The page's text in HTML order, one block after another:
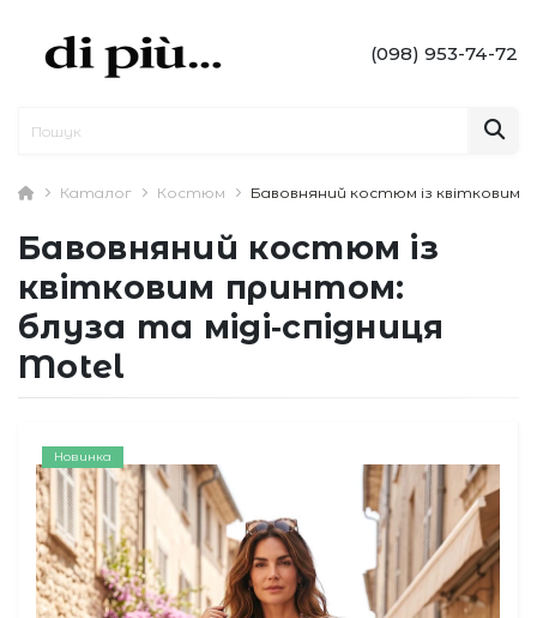
(098) 953-74-72
Каталог Костюм Бавовняний костюм із квітковим
Бавовняний костюм із
квітковим принтом:
блуза та міді‑спідниця
Motel
Новинка